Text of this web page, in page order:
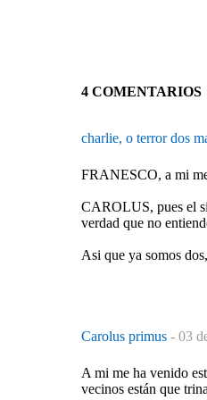
4 COMENTARIOS
charlie, o terror dos
FRANESCO, a mi
CAROLUS, pues el
verdad que no
Asi que ya somos
Carolus primus - 03
A mi me ha venido
vecinos están que